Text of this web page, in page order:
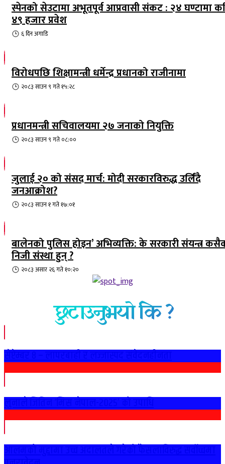
स्पेनको सेउटामा अभूतपूर्व आप्रवासी संकट : २४ घण्टामा
४९ हजार प्रवेश
६ दिनअगाडि
विरोधपछि शिक्षामन्त्री धर्मेन्द्र प्रधानको राजीनामा
२०८३ साउन ९ गते १५:२८
प्रधानमन्त्री सचिवालयमा २७ जनाको नियुक्ति
२०८३ साउन ९ गते ०८:००
जुलाई २० को संसद मार्च: मोदी सरकारविरुद्ध उर्लिंदै
जनआक्रोश?
२०८३ साउन १ गते १७:०१
बालेनको पुलिस होइन’ अभिव्यक्ति: के सरकारी संयन्त्र
निजी संस्था हुन् ?
२०८३ असार २६ गते १०:२०
छुटाउनुभयो कि ?